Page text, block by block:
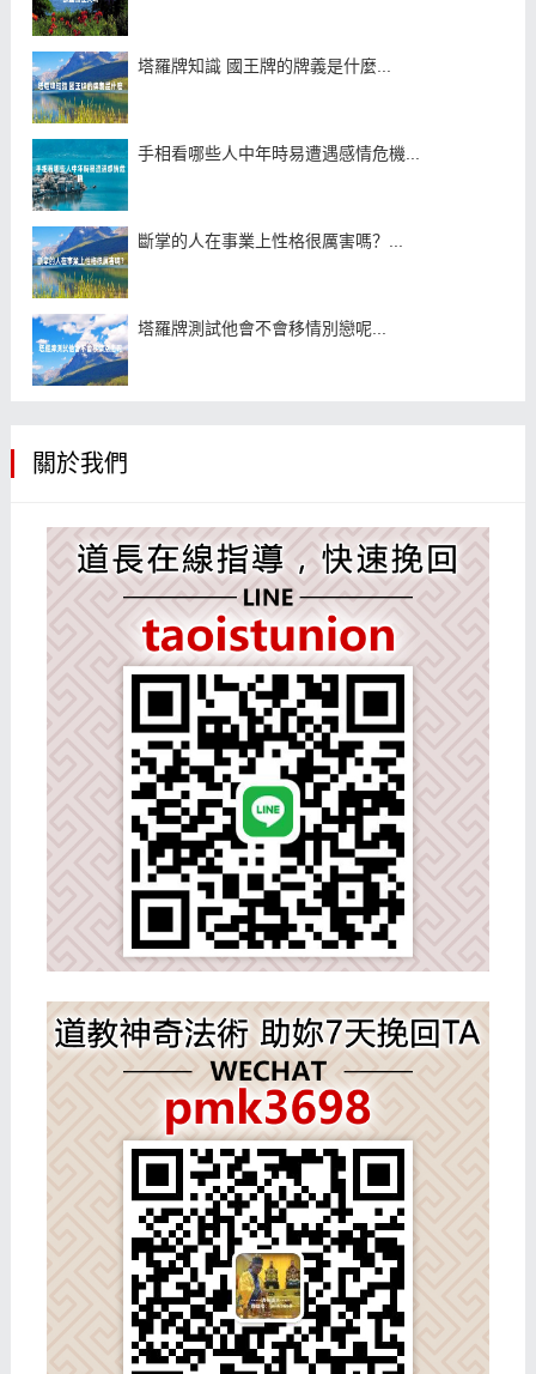
塔羅牌知識 國王牌的牌義是什麼...
手相看哪些人中年時易遭遇感情危機...
斷掌的人在事業上性格很厲害嗎？...
塔羅牌測試他會不會移情別戀呢...
關於我們